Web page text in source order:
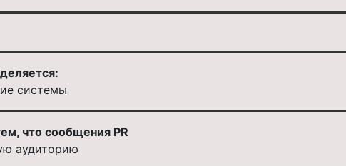
системы
что сообщения PR
аудиторию